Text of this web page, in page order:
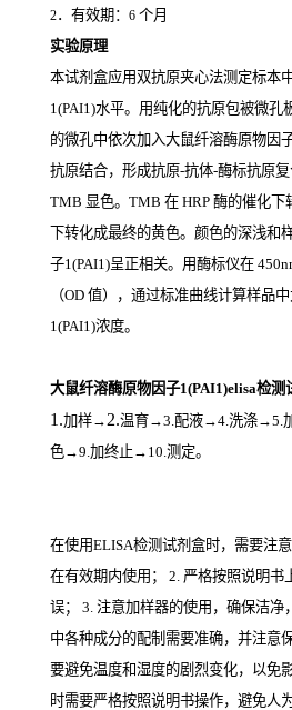
2．有效期： 6 个月
实验原理
本试剂盒应用双抗原夹心法测定标本
1(PAI1)水平。用纯化的抗原包被微孔
的微孔中依次加入大鼠纤溶酶原物因
抗原结合，形成抗原-抗体-酶标抗原
TMB 显色。 TMB 在 HRP 酶的催化下
下转化成最终的黄色。颜色的深浅和
子1(PAI1)呈正相关。用酶标仪在
（OD 值），通过标准曲线计算样品
1(PAI1)浓度。
大鼠纤溶酶原物因子1(PAI1)elisa检测
1.加样→ 2.温育→3.配液→4.洗涤→5.
色→9.加终止→10.测定。
在使用ELISA检测试剂盒时，需要注
在有效期内使用； 2. 严格按照说明书
误； 3. 注意加样器的使用，确保洁净
中各种成分的配制需要准确，并注意
要避免温度和湿度的剧烈变化，以免
时需要严格按照说明书操作，避免人